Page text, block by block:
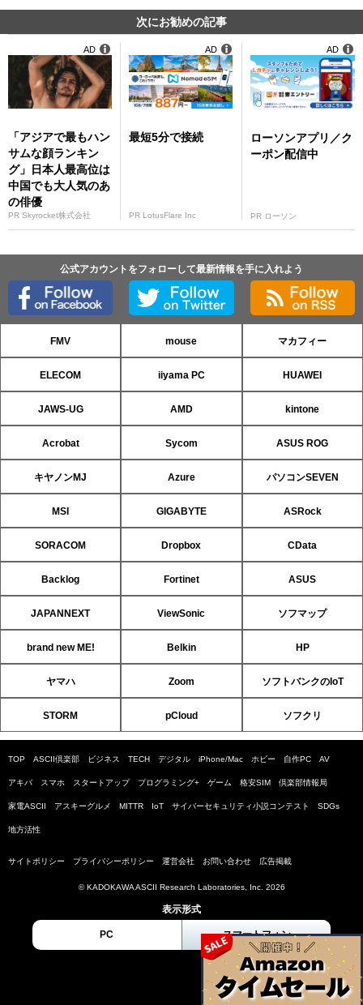
次にお勧めの記事
「アジアで最もハン
サムな顔ランキン
グ」日本人最高位は
中国でも大人気のあ
の俳優
PR Skyrocket株式会社
AD
最短5分で接続
PR LotusFlare Inc
AD
ローソンアプリ／ク
ーポン配信中
PR ローソン
AD
公式アカウントをフォローして最新情報を手に入れよう
FMV mouse マカフィー
ELECOM iiyama PC HUAWEI
JAWS-UG AMD kintone
Acrobat Sycom ASUS ROG
キヤノンMJ Azure パソコンSEVEN
MSI GIGABYTE ASRock
SORACOM Dropbox CData
Backlog Fortinet ASUS
JAPANNEXT ViewSonic ソフマップ
brand new ME! Belkin HP
ヤマハ Zoom ソフトバンクのIoT
STORM pCloud ソフクリ
TOP ASCII倶楽部 ビジネス TECH デジタル iPhone/Mac ホビー 自作PC AV
アキバ スマホ スタートアップ プログラミング+ ゲーム 格安SIM 倶楽部情報局
家電ASCII アスキーグルメ MITTR IoT サイバーセキュリティ小説コンテスト SDGs
地方活性
サイトポリシー プライバシーポリシー 運営会社 お問い合わせ 広告掲載
© KADOKAWA ASCII Research Laboratories, Inc. 2026
表示形式
PC スマートフォン